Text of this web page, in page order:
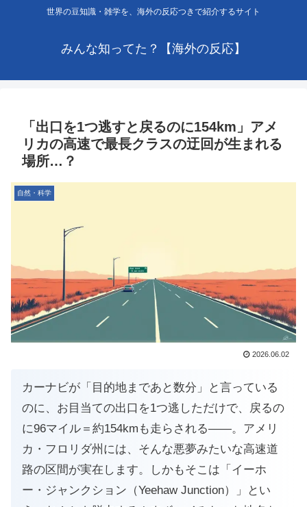
世界の豆知識・雑学を、海外の反応つきで紹介するサイト
みんな知ってた？【海外の反応】
「出口を1つ逃すと戻るのに154km」アメ
リカの高速で最長クラスの迂回が生まれる
場所…？
自然・科学
2026.06.02
カーナビが「目的地まであと数分」と言っている
のに、お目当ての出口を1つ逃しただけで、戻るの
に96マイル＝約154kmも走らされる——。アメリ
カ・フロリダ州には、そんな悪夢みたいな高速道
路の区間が実在します。しかもそこは「イーホ
ー・ジャンクション（Yeehaw Junction）」とい